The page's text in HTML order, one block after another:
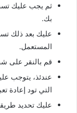
ثم يجب عليك
بك.
عليك بعد ذلك
المستعمل.
قم بالنقر على
عندئذ، يتوجب
التي تود إعادة
عليك تحديد